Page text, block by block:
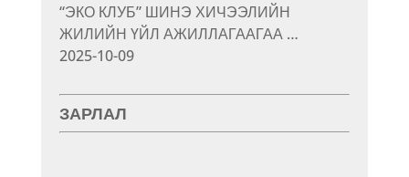
“ЭКО КЛУБ” ШИНЭ ХИЧЭЭЛИЙН
ЖИЛИЙН ҮЙЛ АЖИЛЛАГААГАА …
2025-10-09
ЗАРЛАЛ